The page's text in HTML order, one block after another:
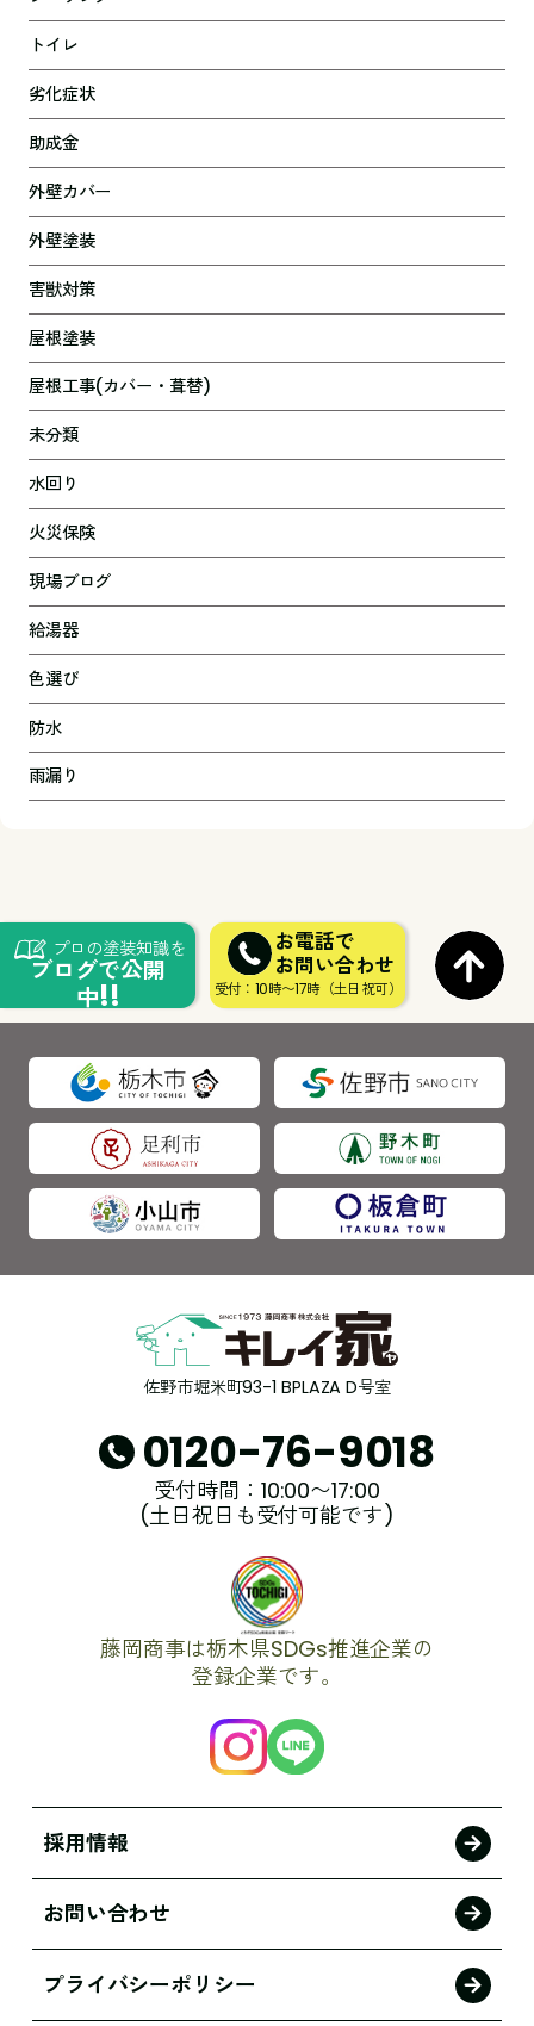
トイレ
劣化症状
助成金
外壁カバー
外壁塗装
害獣対策
屋根塗装
屋根工事(カバー・葺替)
未分類
水回り
火災保険
現場ブログ
給湯器
色選び
防水
雨漏り
プロの塗装知識を
ブログで公開
中!!
お電話で
お問い合わせ
受付：10時〜17時（土日祝可）
佐野市堀米町93-1 BPLAZA D号室
0120-76-9018
受付時間：10:00〜17:00
(土日祝日も受付可能です)
藤岡商事は栃木県SDGs推進企業の
登録企業です。
採用情報
お問い合わせ
プライバシーポリシー